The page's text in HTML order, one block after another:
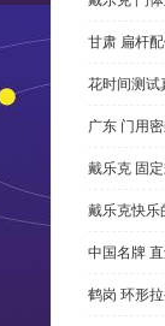
甘肃 扁杆
花时间测试
广东 门用
戴乐克 固
戴乐克快乐
中国名牌
鹤岗 环形